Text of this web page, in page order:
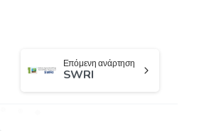
Επόμενη ανάρτηση
SWRI